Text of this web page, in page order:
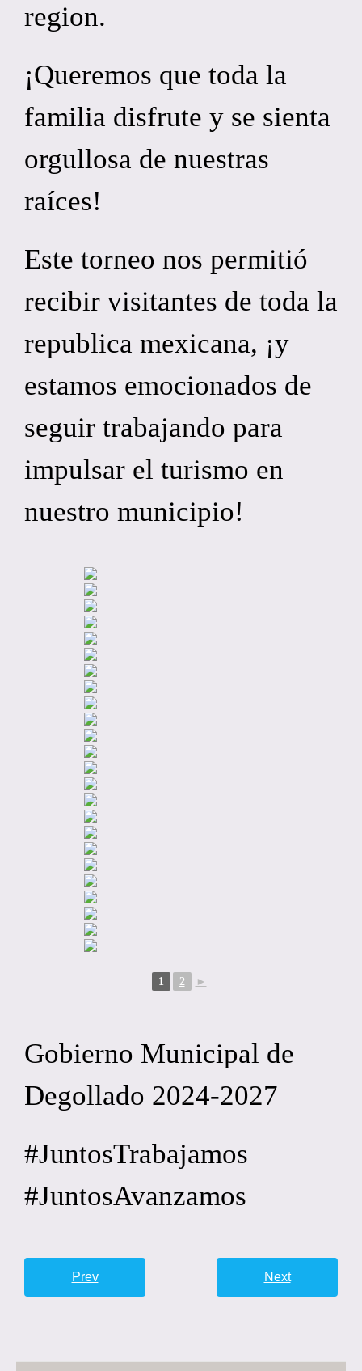
region.
¡Queremos que toda la
familia disfrute y se sienta
orgullosa de nuestras
raíces!
Este torneo nos permitió
recibir visitantes de toda la
republica mexicana, ¡y
estamos emocionados de
seguir trabajando para
impulsar el turismo en
nuestro municipio!
1 2 ►
Gobierno Municipal de
Degollado 2024-2027
#JuntosTrabajamos
#JuntosAvanzamos
Prev Next